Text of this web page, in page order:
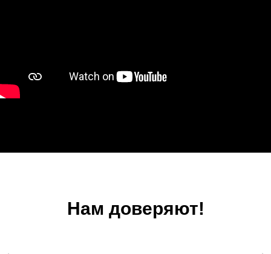
Нам доверяют!